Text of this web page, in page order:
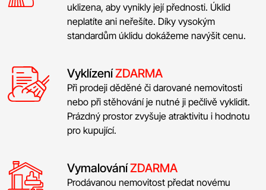
uklizena, aby vynikly její přednosti. Úklid
neplatíte ani neřešíte. Díky vysokým
standardům úklidu dokážeme navýšit cenu.
VyklízeníZDARMA
Při prodeji děděné či darované nemovitosti
nebo při stěhování je nutné ji pečlivě vyklidit.
Prázdný prostor zvyšuje atraktivitu i hodnotu
pro kupující.
VymalováníZDARMA
Prodávanou nemovitost předat novému